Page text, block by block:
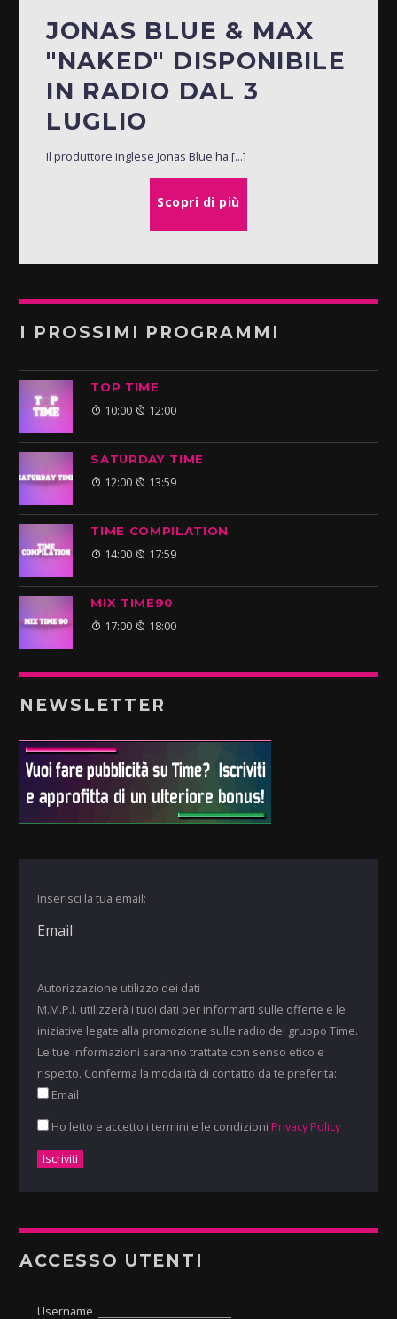
JONAS BLUE & MAX
"NAKED" DISPONIBILE
IN RADIO DAL 3
LUGLIO
Il produttore inglese Jonas Blue ha [...]
Scopri di più
I PROSSIMI PROGRAMMI
TOP TIME
10:00 12:00
SATURDAY TIME
12:00 13:59
TIME COMPILATION
14:00 17:59
MIX TIME90
17:00 18:00
NEWSLETTER
Inserisci la tua email:
Autorizzazione utilizzo dei dati
M.M.P.I. utilizzerà i tuoi dati per informarti sulle offerte e le
iniziative legate alla promozione sulle radio del gruppo Time.
Le tue informazioni saranno trattate con senso etico e
rispetto. Conferma la modalità di contatto da te preferita:
Email
Ho letto e accetto i termini e le condizioni Privacy Policy
ACCESSO UTENTI
Username